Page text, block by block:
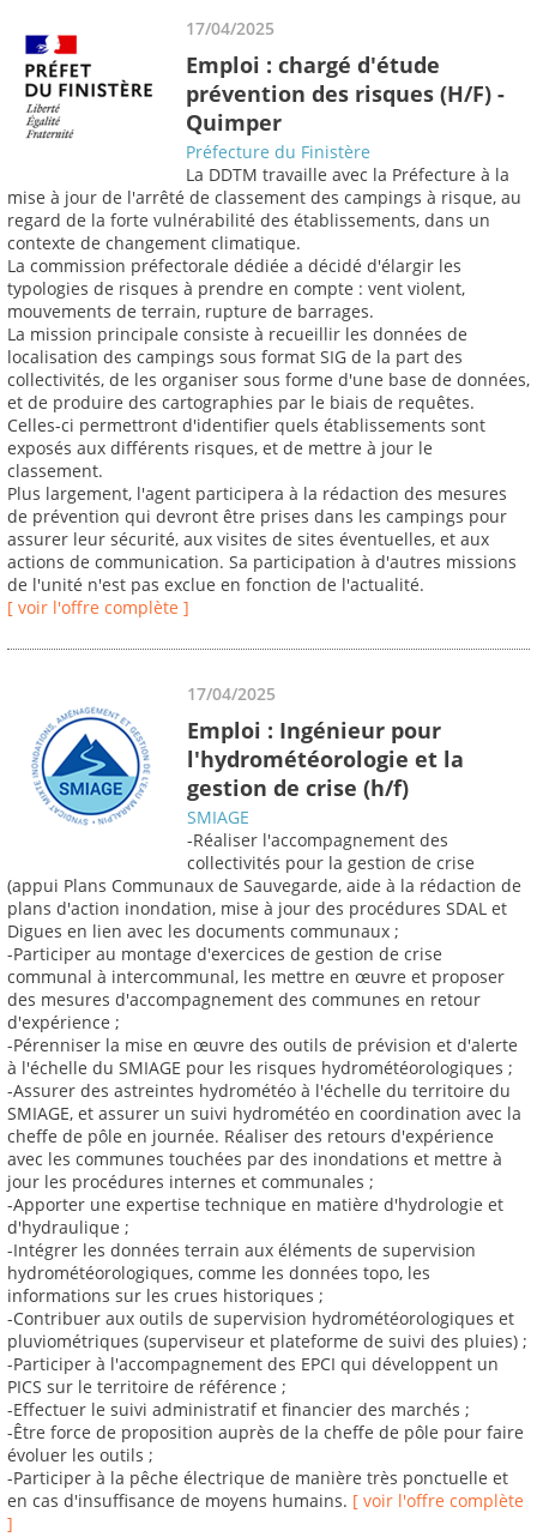
17/04/2025
Emploi : chargé d'étude
prévention des risques (H/F) -
Quimper
Préfecture du Finistère
La DDTM travaille avec la Préfecture à la
mise à jour de l'arrêté de classement des campings à risque, au
regard de la forte vulnérabilité des établissements, dans un
contexte de changement climatique.
La commission préfectorale dédiée a décidé d'élargir les
typologies de risques à prendre en compte : vent violent,
mouvements de terrain, rupture de barrages.
La mission principale consiste à recueillir les données de
localisation des campings sous format SIG de la part des
collectivités, de les organiser sous forme d'une base de données,
et de produire des cartographies par le biais de requêtes.
Celles-ci permettront d'identifier quels établissements sont
exposés aux différents risques, et de mettre à jour le
classement.
Plus largement, l'agent participera à la rédaction des mesures
de prévention qui devront être prises dans les campings pour
assurer leur sécurité, aux visites de sites éventuelles, et aux
actions de communication. Sa participation à d'autres missions
de l'unité n'est pas exclue en fonction de l'actualité.
[ voir l'offre complète ]
17/04/2025
Emploi : Ingénieur pour
l'hydrométéorologie et la
gestion de crise (h/f)
SMIAGE
-Réaliser l'accompagnement des
collectivités pour la gestion de crise
(appui Plans Communaux de Sauvegarde, aide à la rédaction de
plans d'action inondation, mise à jour des procédures SDAL et
Digues en lien avec les documents communaux ;
-Participer au montage d'exercices de gestion de crise
communal à intercommunal, les mettre en œuvre et proposer
des mesures d'accompagnement des communes en retour
d'expérience ;
-Pérenniser la mise en œuvre des outils de prévision et d'alerte
à l'échelle du SMIAGE pour les risques hydrométéorologiques ;
-Assurer des astreintes hydrométéo à l'échelle du territoire du
SMIAGE, et assurer un suivi hydrométéo en coordination avec la
cheffe de pôle en journée. Réaliser des retours d'expérience
avec les communes touchées par des inondations et mettre à
jour les procédures internes et communales ;
-Apporter une expertise technique en matière d'hydrologie et
d'hydraulique ;
-Intégrer les données terrain aux éléments de supervision
hydrométéorologiques, comme les données topo, les
informations sur les crues historiques ;
-Contribuer aux outils de supervision hydrométéorologiques et
pluviométriques (superviseur et plateforme de suivi des pluies) ;
-Participer à l'accompagnement des EPCI qui développent un
PICS sur le territoire de référence ;
-Effectuer le suivi administratif et financier des marchés ;
-Être force de proposition auprès de la cheffe de pôle pour faire
évoluer les outils ;
-Participer à la pêche électrique de manière très ponctuelle et
en cas d'insuffisance de moyens humains. [ voir l'offre complète
]